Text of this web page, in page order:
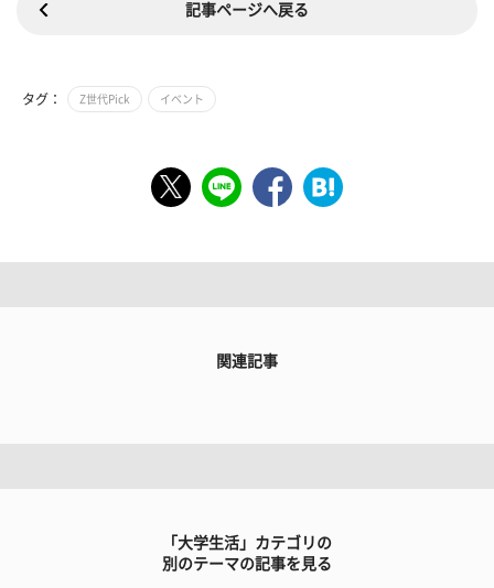
記事ページへ戻る
タグ： Z世代Pick イベント
関連記事
「大学生活」カテゴリの
別のテーマの記事を見る